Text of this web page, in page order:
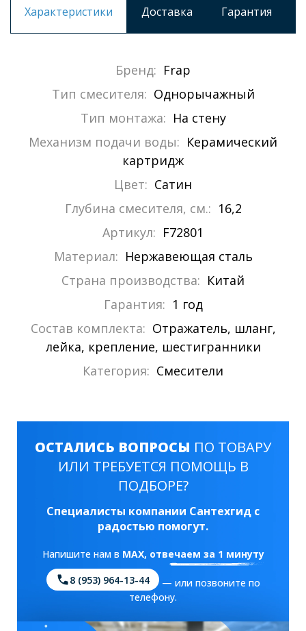
Характеристики Доставка Гарантия
Бренд: Frap
Тип смесителя: Однорычажный
Тип монтажа: На стену
Механизм подачи воды: Керамический
картридж
Цвет: Сатин
Глубина смесителя, см.: 16,2
Артикул: F72801
Материал: Нержавеющая сталь
Страна производства: Китай
Гарантия: 1 год
Состав комплекта: Отражатель, шланг,
лейка, крепление, шестигранники
Категория: Смесители
ОСТАЛИСЬ ВОПРОСЫ ПО ТОВАРУ
ИЛИ ТРЕБУЕТСЯ ПОМОЩЬ В
ПОДБОРЕ?
Специалисты компании Сантехгид с
радостью помогут.
Напишите нам в MAX, отвечаем за 1 минуту
8 (953) 964-13-44
— или позвоните по
телефону.